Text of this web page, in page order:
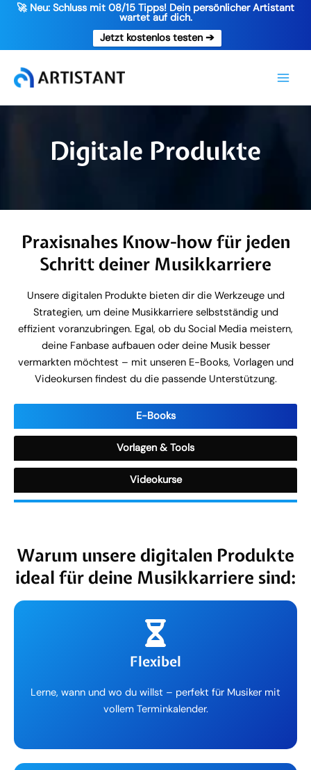
🚀 Neu: Schluss mit 08/15 Tipps! Dein persönlicher Artistant
wartet auf dich.
Jetzt kostenlos testen ➔
Inhalt
springen
Digitale Produkte
Praxisnahes Know-how für jeden
Schritt deiner Musikkarriere
Unsere digitalen Produkte bieten dir die Werkzeuge und
Strategien, um deine Musikkarriere selbstständig und
effizient voranzubringen. Egal, ob du Social Media meistern,
deine Fanbase aufbauen oder deine Musik besser
vermarkten möchtest – mit unseren E-Books, Vorlagen und
Videokursen findest du die passende Unterstützung.
E-Books
Vorlagen & Tools
Videokurse
Warum unsere digitalen Produkte
ideal für deine Musikkarriere sind:
Flexibel
Lerne, wann und wo du willst – perfekt für Musiker mit
vollem Terminkalender.